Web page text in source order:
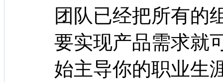
团队已经把所有的
要实现产品需求就
始主导你的职业生